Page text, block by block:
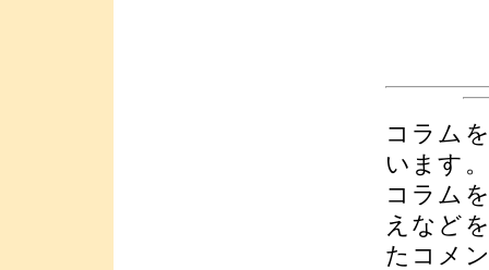
コラム
います。
コラム
えなど
たコメ